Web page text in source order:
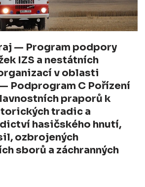
— Program podpory
IZS a nestátních
v oblasti
Podprogram C Pořízení
praporů k
tradic a
hasičského hnutí,
ozbrojených
sborů a záchranných